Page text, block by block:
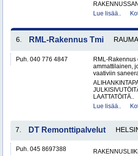
Lue lisää..
6. RML-Rakennus Tmi RAUMA
Puh. 040 776 4847
RML-
ammattilainen,
vaativiin
LAATTATÖITÄ..
Lue lisää..
7. DT Remonttipalvelut
Puh. 045 8697388